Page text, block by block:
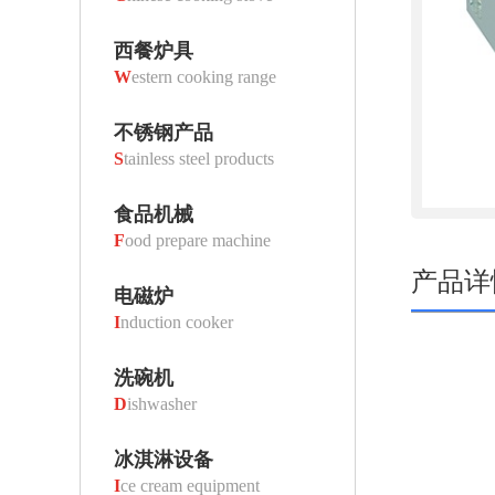
西餐炉具
Western cooking range
不锈钢产品
Stainless steel products
食品机械
Food prepare machine
电磁炉
Induction cooker
洗碗机
Dishwasher
冰淇淋设备
Ice cream equipment
产品